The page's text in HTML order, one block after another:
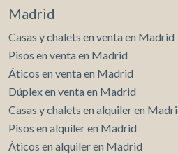
Madrid
Casas y chalets en venta en Madrid
Pisos en venta en Madrid
Áticos en venta en Madrid
Dúplex en venta en Madrid
Casas y chalets en alquiler en
Pisos en alquiler en Madrid
Áticos en alquiler en Madrid